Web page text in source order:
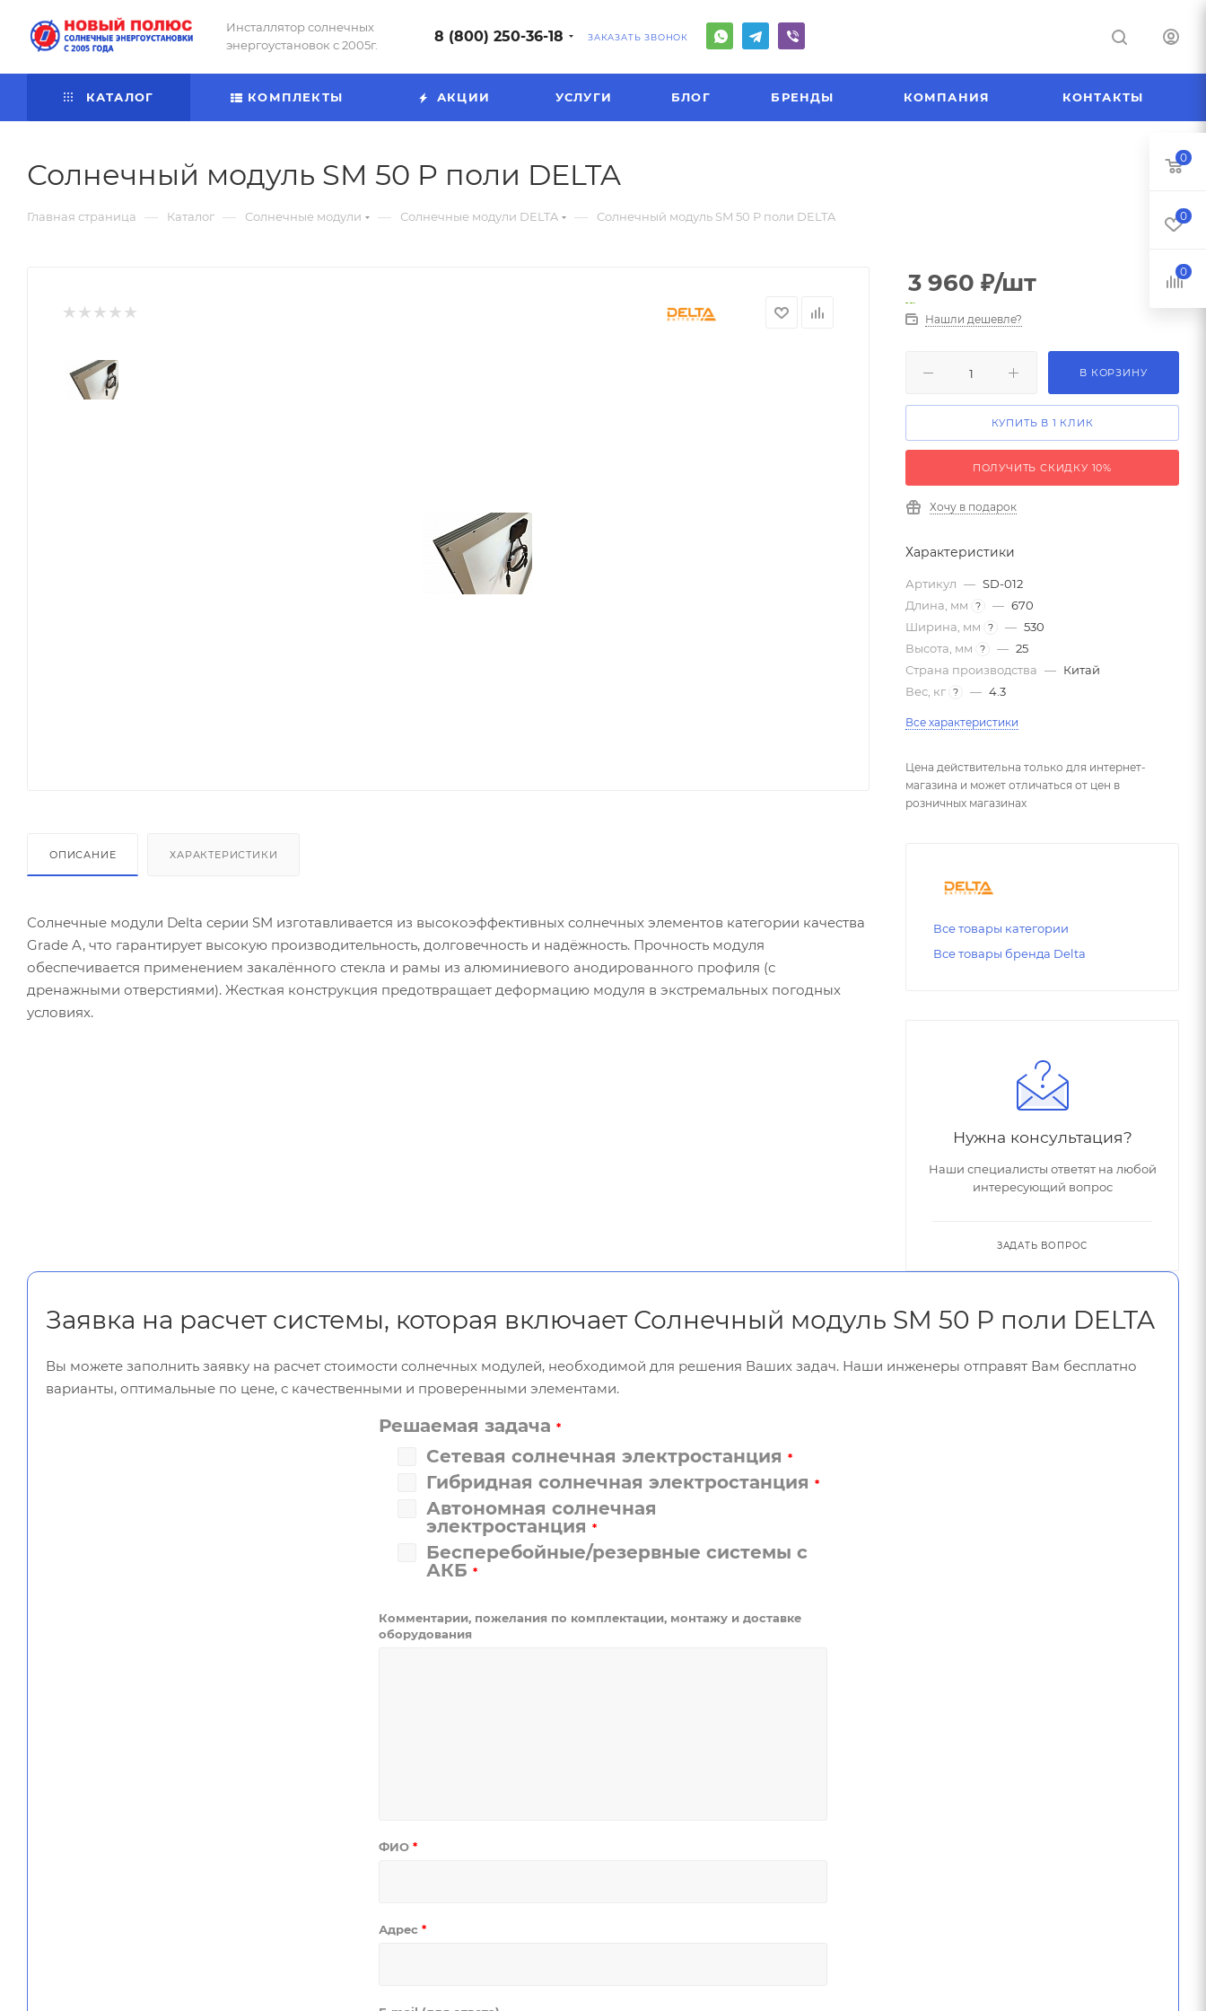
Инсталлятор солнечных
энергоустановок с 2005г.
8 (800) 250-36-18 ЗАКАЗАТЬ ЗВОНОК
КАТАЛОГ КОМПЛЕКТЫ АКЦИИ УСЛУГИ БЛОГ БРЕНДЫ КОМПАНИЯ КОНТАКТЫ
Солнечный модуль SM 50 P поли DELTA
Главная страница — Каталог — Солнечные модули — Солнечные модули DELTA — Солнечный модуль SM 50 P поли DELTA
ОПИСАНИЕ ХАРАКТЕРИСТИКИ
Солнечные модули Delta серии SM изготавливается из высокоэффективных солнечных элементов категории качества
Grade A, что гарантирует высокую производительность, долговечность и надёжность. Прочность модуля
обеспечивается применением закалённого стекла и рамы из алюминиевого анодированного профиля (с
дренажными отверстиями). Жесткая конструкция предотвращает деформацию модуля в экстремальных погодных
условиях.
3 960 ₽/шт
Нашли дешевле?
В КОРЗИНУ
КУПИТЬ В 1 КЛИК
ПОЛУЧИТЬ СКИДКУ 10%
Хочу в подарок
Характеристики
Артикул — SD-012
Длина, мм
? — 670
Ширина, мм
? — 530
Высота, мм
? — 25
Страна производства — Китай
Вес, кг ? — 4.3
Все характеристики
Цена действительна только для интернет-
магазина и может отличаться от цен в
розничных магазинах
Все товары категории
Все товары бренда Delta
Нужна консультация?
Наши специалисты ответят на любой
интересующий вопрос
ЗАДАТЬ ВОПРОС
Заявка на расчет системы, которая включает Солнечный модуль SM 50 P поли DELTA
Вы можете заполнить заявку на расчет стоимости солнечных модулей, необходимой для решения Ваших задач. Наши инженеры отправят Вам бесплатно
варианты, оптимальные по цене, с качественными и проверенными элементами.
Решаемая задача *
Сетевая солнечная электростанция *
Гибридная солнечная электростанция *
Автономная солнечная
электростанция *
Бесперебойные/резервные системы с
АКБ *
Комментарии, пожелания по комплектации, монтажу и доставке
оборудования
ФИО *
Адрес *
0
0
0